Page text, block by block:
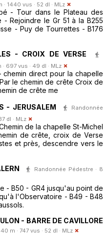
1440 vus · 52 dl · MLz
- Tour dans le Plateau des
Rejoindre le Gr 51 à la B255
- Puy de Tourrettes - B176
- CROIX DE VERSE
697 vus · 49 dl · MLz
chemin direct pour la chapelle
Par le chemin de crête Croix de
de crête me
- JERUSALEM
Randonnée
dl · MLz
de la chapelle St-Michel
de crête, croix de Verse
et près, descendre vers le
Randonnée Pédestre · 8
- B50 - GR4 jusqu'au point de
l'Observatoire - B49 - B48
- BARRE DE CAVILLORE
m · 747 vus · 52 dl · MLz